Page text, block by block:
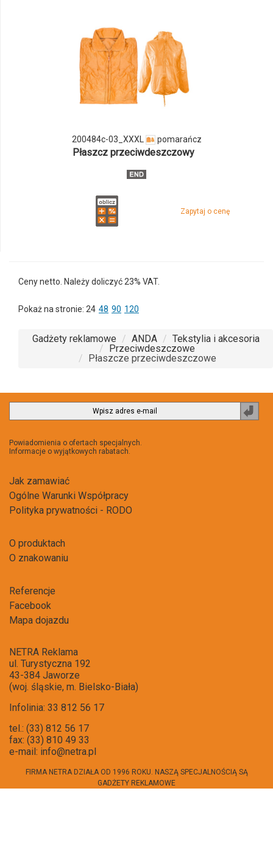
ilości
produktu
200484c-
200484c-03_XXXL pomarańcz
Płaszcz przeciwdeszczowy
Zapytaj o cenę
Ceny netto. Należy doliczyć 23% VAT.
Pokaż na stronie: 24 48 90 120
Gadżety reklamowe ANDA
Tekstylia i akcesoria
Przeciwdeszczowe
Płaszcze przeciwdeszczowe
Powiadomienia o ofertach specjalnych.
Informacje o wyjątkowych rabatach.
Jak zamawiać
Ogólne Warunki Współpracy
Polityka prywatności - RODO
O produktach
O znakowaniu
Referencje
Facebook
Mapa dojazdu
NETRA Reklama
ul. Turystyczna 192
43-384 Jaworze
(woj. śląskie, m. Bielsko-Biała)
Infolinia: 33 812 56 17
tel.: (33) 812 56 17
fax: (33) 810 49 33
e-mail: info@netra.pl
FIRMA NETRA DZIAŁA OD 1996 ROKU. NASZĄ SPECJALNOŚCIĄ SĄ
GADŻETY REKLAMOWE